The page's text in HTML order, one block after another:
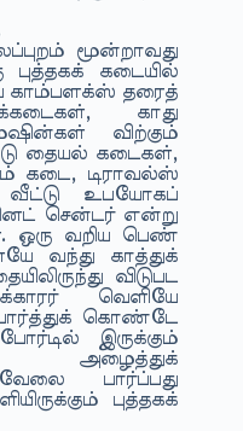
மூன்றாவது
புத்தகக் கடையில்
காம்பளக்ஸ் தரைத்
காது
விற்கும்
தையல் கடைகள்,
கடை, டிராவல்ஸ்
உபயோகப்
சென்டர் என்று
ஒரு வறிய பெண்
வந்து காத்துக்
விடுபட
வெளியே
கொண்டே
இருக்கும்
அழைத்துக்
பார்ப்பது
புத்தகக்